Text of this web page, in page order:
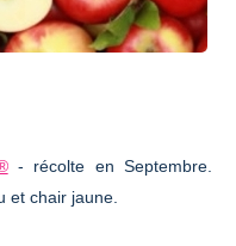
- récolte en Septembre.
et chair jaune.